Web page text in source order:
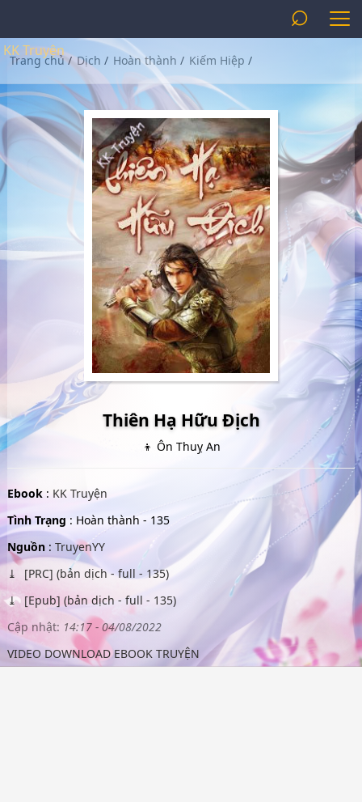
KK Truyện
⌕
Trang chủ/ Dịch / Hoàn thành / Kiếm Hiệp /
Thiên Hạ Hữu Địch
👦 Ôn Thuỵ An
Ebook : KK Truyện
Tình Trạng : Hoàn thành - 135
Nguồn: TruyenYY
[PRC] (bản dịch - full - 135)
[Epub] (bản dịch - full - 135)
Cập nhật: 14:17 - 04/08/2022
VIDEO DOWNLOAD EBOOK TRUYỆN